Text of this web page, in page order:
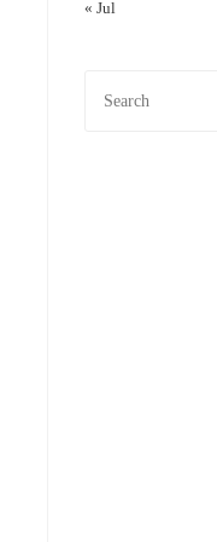
« Jul